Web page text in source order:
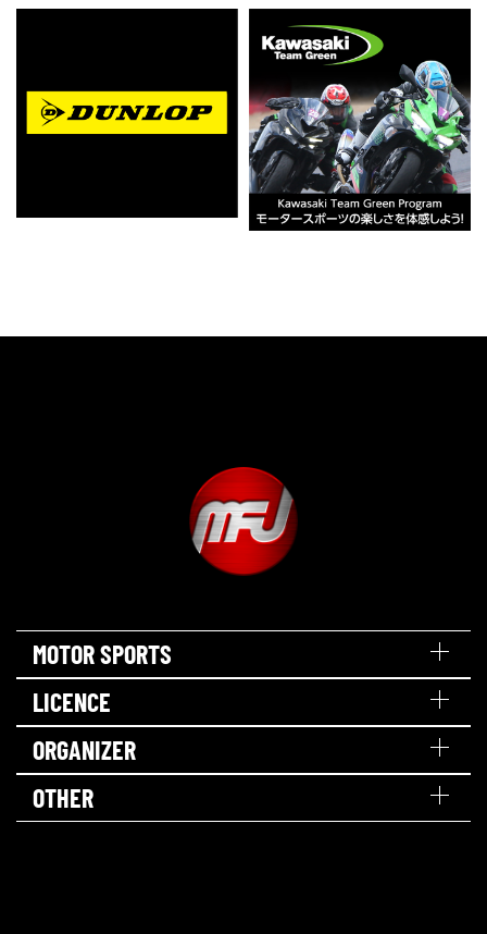
MOTOR SPORTS
LICENCE
ORGANIZER
OTHER